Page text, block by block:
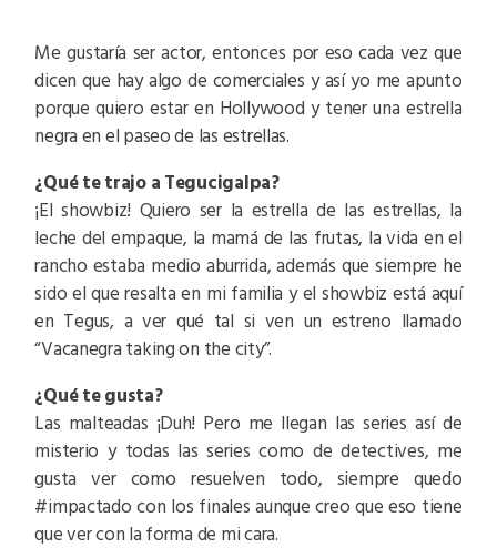
Me gustaría ser actor, entonces por eso cada vez que
dicen que hay algo de comerciales y así yo me apunto
porque quiero estar en Hollywood y tener una estrella
negra en el paseo de las estrellas.
¿Qué te trajo a Tegucigalpa?
¡El showbiz! Quiero ser la estrella de las estrellas, la
leche del empaque, la mamá de las frutas, la vida en el
rancho estaba medio aburrida, además que siempre he
sido el que resalta en mi familia y el showbiz está aquí
en Tegus, a ver qué tal si ven un estreno llamado
“Vacanegra taking on the city”.
¿Qué te gusta?
Las malteadas ¡Duh! Pero me llegan las series así de
misterio y todas las series como de detectives, me
gusta ver como resuelven todo, siempre quedo
#impactado con los finales aunque creo que eso tiene
que ver con la forma de mi cara.